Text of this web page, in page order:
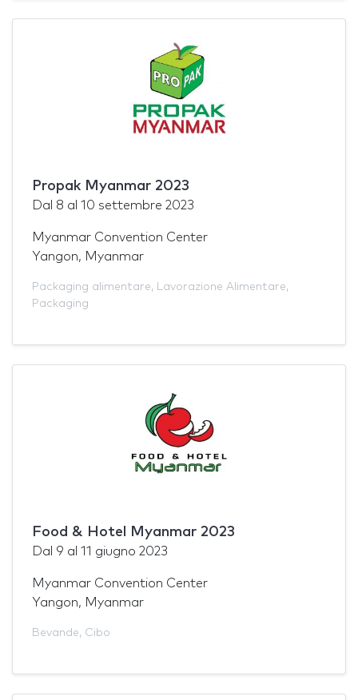
Propak Myanmar 2023
Dal 8 al 10 settembre 2023
Myanmar Convention Center
Yangon, Myanmar
Packaging alimentare, Lavorazione Alimentare,
Packaging
Food & Hotel Myanmar 2023
Dal 9 al 11 giugno 2023
Myanmar Convention Center
Yangon, Myanmar
Bevande, Cibo